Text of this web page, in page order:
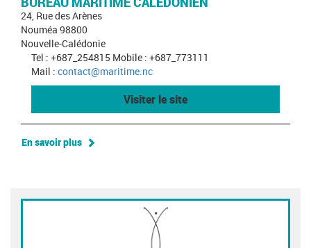
24, Rue des Arènes
Nouméa 98800
Nouvelle-Calédonie
Tel : +687_254815 Mobile : +687_773111
Mail : contact@maritime.nc
Visiter le site
En savoir plus